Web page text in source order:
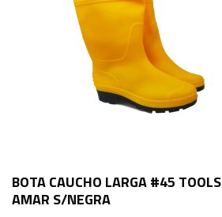
BOTA CAUCHO LARGA #45 TOOLS
AMAR S/NEGRA